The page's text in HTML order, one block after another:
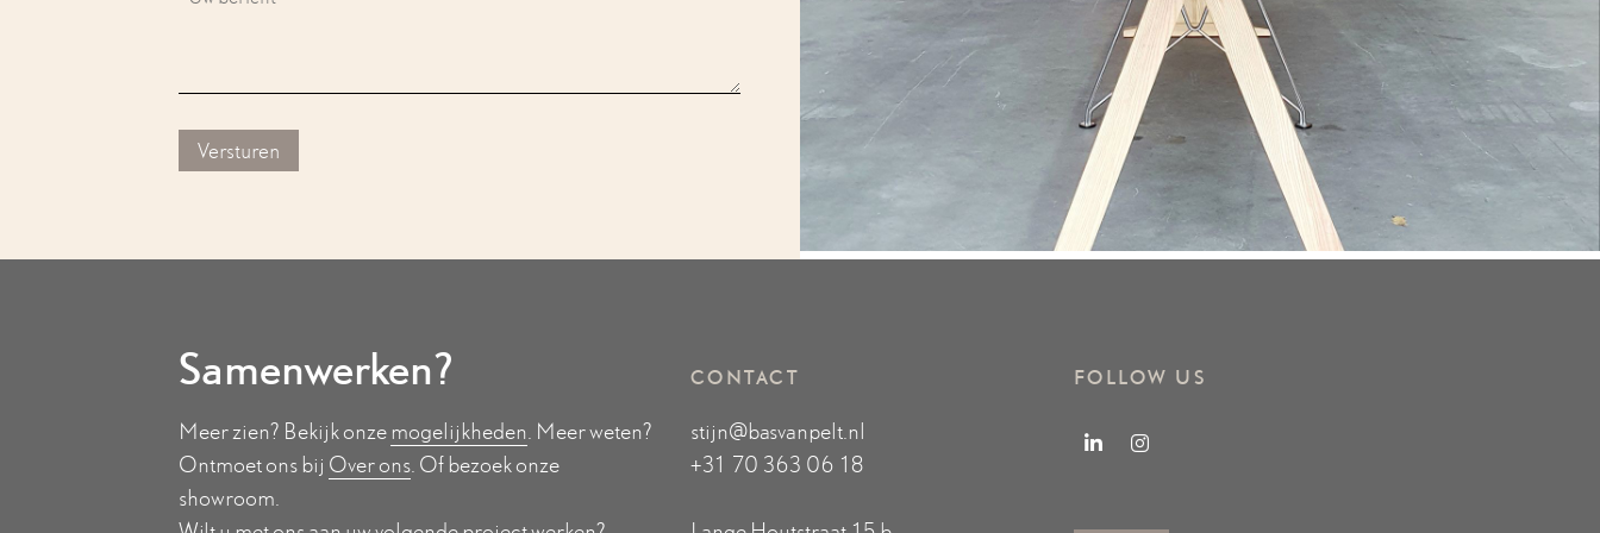
Samenwerken?
Meer zien? Bekijk onze mogelijkheden. Meer weten?
Ontmoet ons bij Over ons. Of bezoek onze
showroom.
CONTACT
stijn@basvanpelt.nl
+31 70 363 06 18
FOLLOW US